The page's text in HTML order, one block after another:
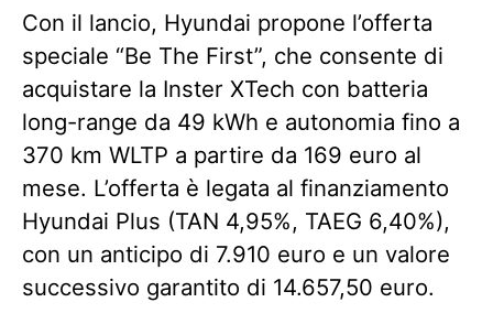
Con il lancio, Hyundai propone l’offerta
speciale “Be The First”, che consente di
acquistare la Inster XTech con batteria
long-range da 49 kWh e autonomia fino a
370 km WLTP a partire da 169 euro al
mese. L’offerta è legata al finanziamento
Hyundai Plus (TAN 4,95%, TAEG 6,40%),
con un anticipo di 7.910 euro e un valore
successivo garantito di 14.657,50 euro.